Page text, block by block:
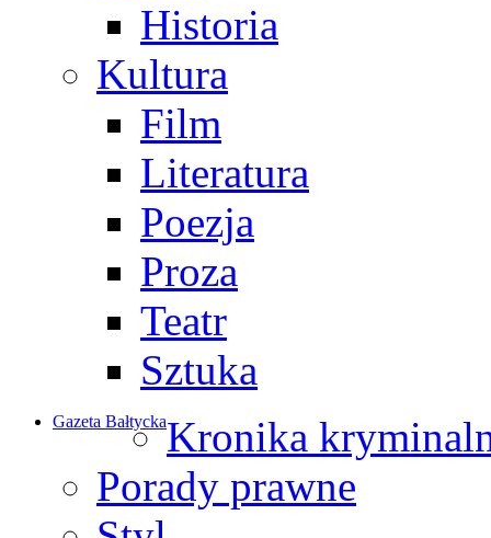
Historia
Kultura
Film
Literatura
Poezja
Proza
Teatr
Sztuka
Gazeta BałtyckaKronika
Porady prawne